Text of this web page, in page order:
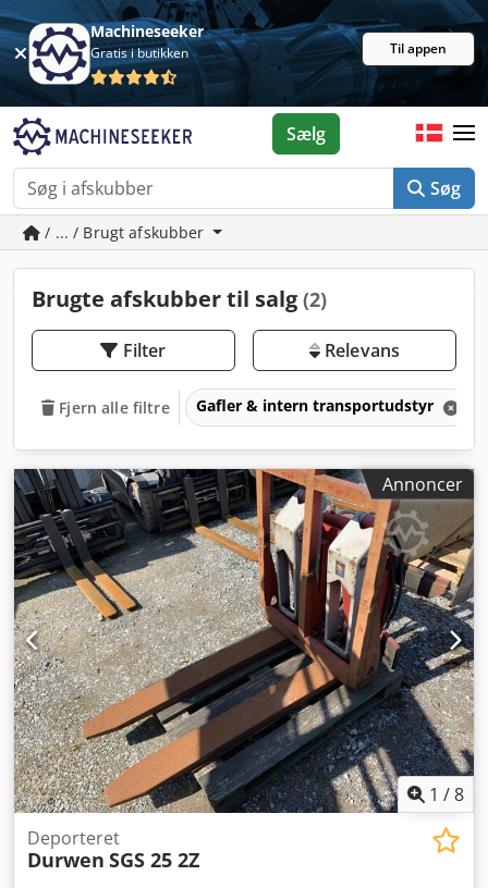
Machineseeker
Gratis i butikken Til appen
Søg
Sælg
/ ... / Brugt afskubber
Brugte afskubber til salg (2)
Filter Relevans
Fjern alle filtre Gafler & intern transportudstyr
Annoncer
1 /8
Deporteret
Durwen SGS 25 2Z